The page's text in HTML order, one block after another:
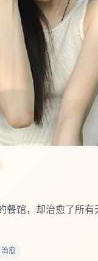
餐馆，却治愈了所有
治愈